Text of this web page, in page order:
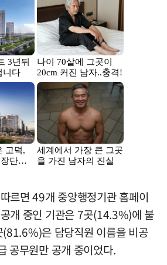
르면 49개 중앙행정기관 홈페이
개 중인 기관은 7곳(14.3%)에 불
은 담당직원 이름을 비공
공무원만 공개 중이었다.